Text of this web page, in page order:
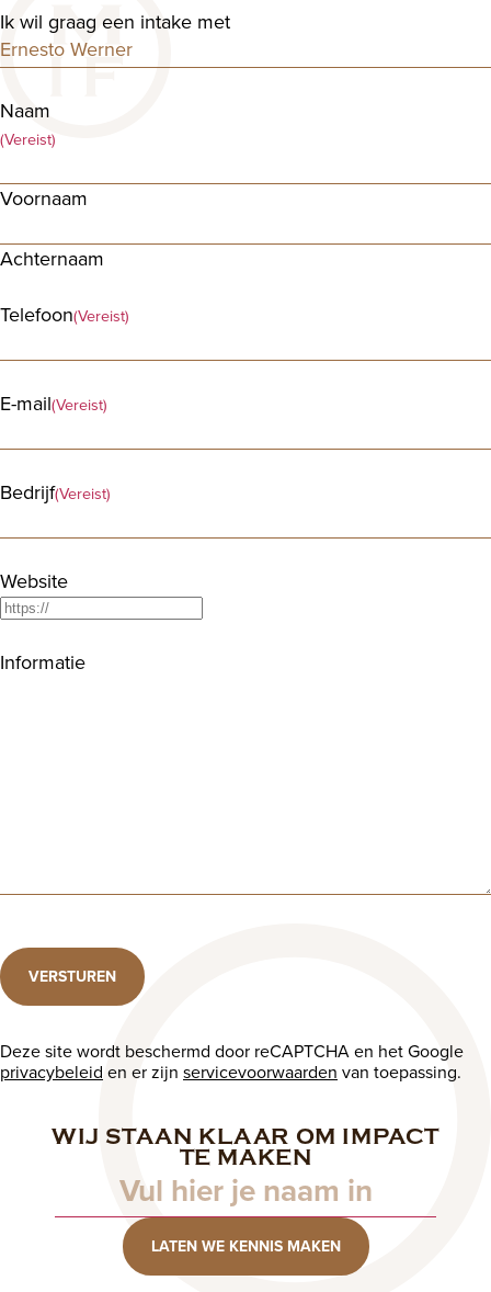
Ik wil graag een intake met
Naam
(Vereist)
Voornaam
Achternaam
Telefoon(Vereist)
E-mail(Vereist)
Bedrijf(Vereist)
Website
Informatie
VERSTUREN
Deze site wordt beschermd door reCAPTCHA en het Google
privacybeleid en er zijn servicevoorwaarden van toepassing.
WIJ STAAN KLAAR OM IMPACT
TE MAKEN
Naam
LATEN WE KENNIS MAKEN